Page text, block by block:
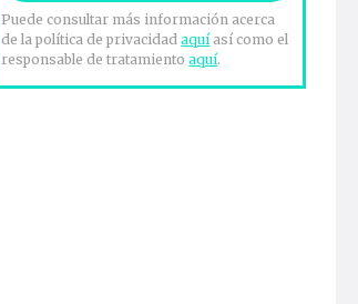
Puede consultar más información acerca
de la política de privacidadaquíasí como el
responsable de tratamientoaquí.